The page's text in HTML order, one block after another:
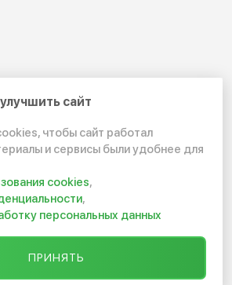
на даче
сайт
чтобы сайт работал
и сервисы были удобнее для
cookies,
,
персональных данных
ПРИНЯТЬ